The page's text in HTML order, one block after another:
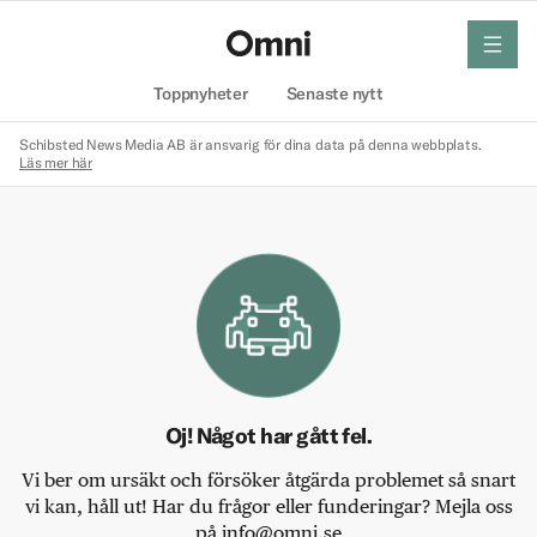
Toppnyheter Senaste nytt
meny
Schibsted News Media AB är ansvarig för dina data på denna webbplats.
Läs mer här
Oj! Något har gått fel.
Vi ber om ursäkt och försöker åtgärda problemet så snart
vi kan, håll ut! Har du frågor eller funderingar? Mejla oss